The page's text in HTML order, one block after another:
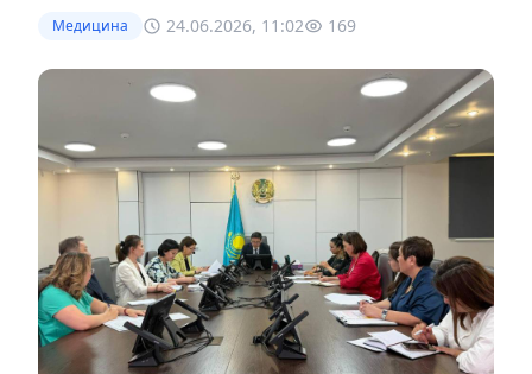
Медицина 24.06.2026, 11:02 169